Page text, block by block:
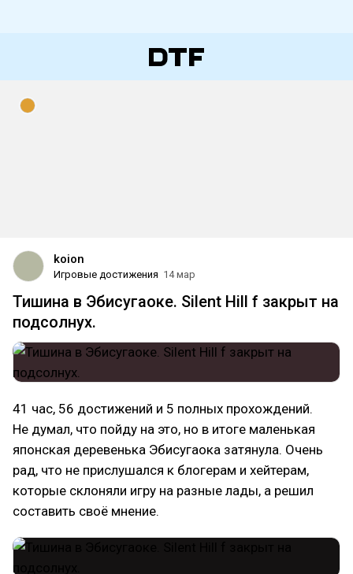
koion
Игровые достижения 14 мар
Тишина в Эбисугаоке. Silent Hill f закрыт на
подсолнух.
41 час, 56 достижений и 5 полных прохождений.
Не думал, что пойду на это, но в итоге маленькая
японская деревенька Эбисугаока затянула. Очень
рад, что не прислушался к блогерам и хейтерам,
которые склоняли игру на разные лады, а решил
составить своё мнение.